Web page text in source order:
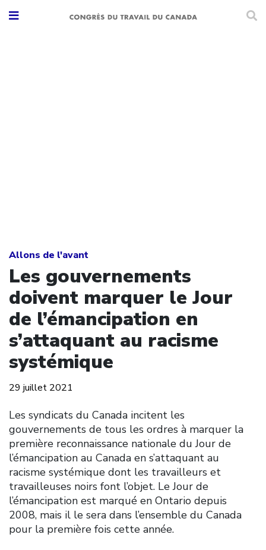
Allons de l'avant
Les gouvernements
doivent marquer le Jour
de l’émancipation en
s’attaquant au racisme
systémique
29 juillet 2021
Les syndicats du Canada incitent les
gouvernements de tous les ordres à marquer la
première reconnaissance nationale du Jour de
l’émancipation au Canada en s’attaquant au
racisme systémique dont les travailleurs et
travailleuses noirs font l’objet. Le Jour de
l’émancipation est marqué en Ontario depuis
2008, mais il le sera dans l’ensemble du Canada
pour la première fois cette année.